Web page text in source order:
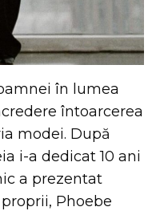
în lumea
întoarcerea
modei. După
i-a dedicat 10 ani
a prezentat
Phoebe